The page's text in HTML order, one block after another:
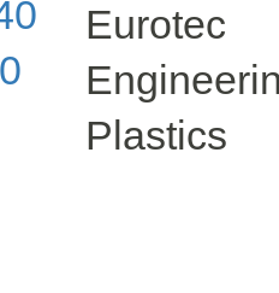
Eurotec
Plastics